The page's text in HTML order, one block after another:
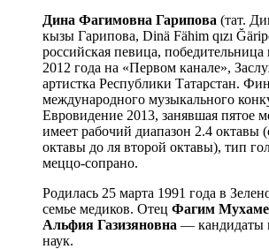
Дина Фагимовна Гарипова (тат.
кызы Гарипова, Dinä Fähim qızı
российская певица, победительница
2012 года на «Первом канале»,
артистка Республики Татарстан.
международного музыкального
Евровидение 2013, занявшая пятое
имеет рабочий диапазон 2.4 октавы
октавы до ля второй октавы), тип
меццо-сопрано.
Родилась 25 марта 1991 года в
семье медиков. Отец Фагим
Альфия Газизяновна — кандидаты
наук.